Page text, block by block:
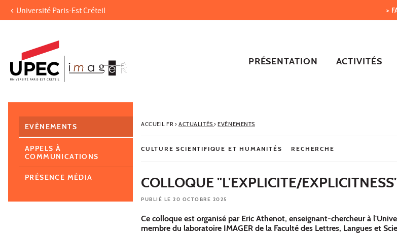
Aller au contenu
Recherche
Navigation secondaire
Université Paris-Est Créteil >
PRÉSENTATION ACTIVITÉS
ACCUEIL FR› ACTUALITÉS› EVÈNEMENTS
CULTURE SCIENTIFIQUE ET HUMANITÉS RECHERCHE
COLLOQUE "L'EXPLICITE/
PUBLIÉ LE 20 OCTOBRE 2025
Ce colloque est organisé par Eric Athenot, enseignant-chercheur à
membre du laboratoire IMAGER de la Faculté des Lettres, Langues et
EVÈNEMENTS
APPELS À
COMMUNICATIONS
PRÉSENCE MÉDIA